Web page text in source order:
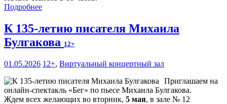
Подробнее
К 135-летию писателя Михаила
Булгакова 12+
01.05.2026 12+, Виртуальный концертный зал
Приглашаем на
онлайн-спектакль «Бег» по пьесе Михаила Булгакова.
Ждем всех желающих во вторник, 5 мая, в зале № 12